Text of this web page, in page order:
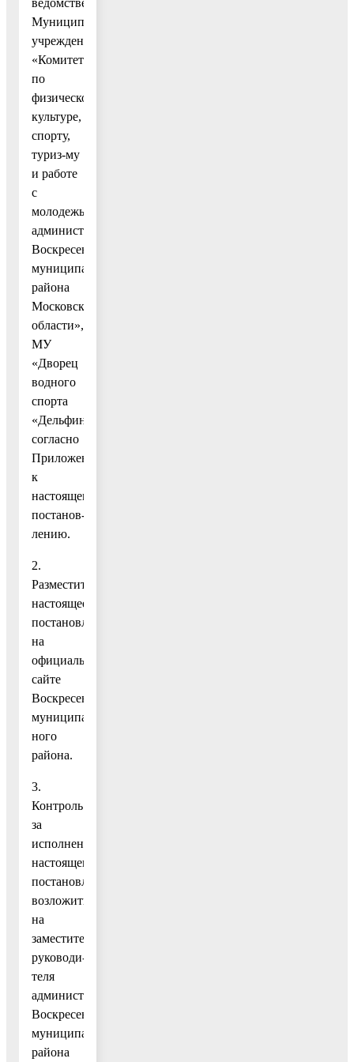
Муниципальному
учреждению
«Комитет
по
физической
культуре,
спорту,
туриз-му
и работе
с
молодежью
администрации
Воскресенского
муниципального
района
Московской
области»,
МУ
«Дворец
водного
спорта
«Дельфин»
согласно
Приложению
к
настоящему
постанов-
лению.
2.
Разместить
настоящее
постановление
на
официальном
сайте
Воскресенского
муниципаль-
ного
района.
3.
Контроль
за
исполнением
настоящего
постановления
возложить
на
заместителя
руководи-
теля
администрации
Воскресенского
муниципального
района